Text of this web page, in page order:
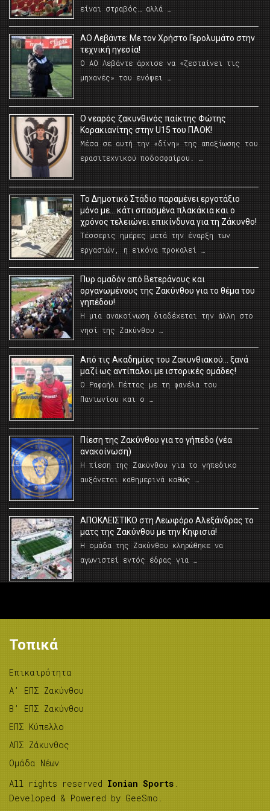
είναι στραβός… αλλά …
ΑΟ Λεβάντε: Με τον Χρήστο Γερολυμάτο στην
τεχνική ηγεσία!
Ο ΑΟ Λεβάντε άρχισε να «ζεσταίνει τις
μηχανές» του ενόψει …
O νεαρός ζακυνθινός παίκτης Φώτης
Κορακιανίτης στην U15 του ΠΑΟΚ!
Μέσα σε αυτή την «δίνη» της απαξίωσης του
ερασιτεχνικού ποδοσφαίρου. …
Το Δημοτικό Στάδιο παραμένει εργοτάξιο
μόνο με… κάτι σπασμένα πλακάκια και ο
χρόνος τελειώνει επικίνδυνα για τη Ζάκυνθο!
Τέσσερις ημέρες μετά την έναρξη των
εργασιών, η εικόνα προκαλεί …
Πυρ ομαδόν από Βετεράνους και
οργανωμένους της Ζακύνθου για το θέμα του
γηπέδου!
Η μια ανακοίνωση διαδέχεται την άλλη στο
νησί της Ζακύνθου …
Από τις Ακαδημίες του Ζακυνθιακού… ξανά
μαζί ως αντίπαλοι με ιστορικές ομάδες!
Ο Ραφαήλ Πέττας με τη φανέλα του
Πανιωνίου και ο …
Πίεση της Ζακύνθου για το γήπεδο (νέα
ανακοίνωση)
Η πίεση της Ζακύνθου για το γηπεδικο
αυξάνεται καθημερινά καθώς …
AΠΟΚΛΕΙΣΤΙΚΟ στη Λεωφόρο Αλεξάνδρας το
ματς της Ζακύνθου με την Κηφισιά!
Η ομάδα της Ζακύνθου κληρώθηκε να
αγωνιστεί εντός έδρας για …
Τοπικά
Επικαιρότητα
A’ ΕΠΣ Ζακύνθου
B’ ΕΠΣ Ζακύνθου
ΕΠΣ Κύπελλο
ΑΠΣ Ζάκυνθος
Ομάδα Νέων
All rights reserved Ionian Sports .
Developed & Powered by GeeSmo .